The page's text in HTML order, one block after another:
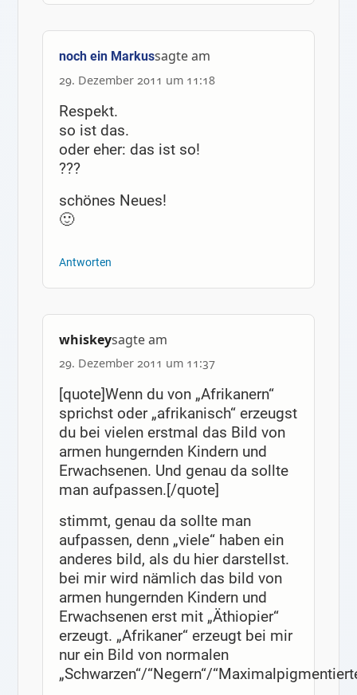
noch ein Markussagte am
29. Dezember 2011 um 11:18
Respekt.
so ist das.
oder eher: das ist so!
???
schönes Neues!
🙂
Antworten
whiskeysagte am
29. Dezember 2011 um 11:37
[quote]Wenn du von „Afrikanern“
sprichst oder „afrikanisch“ erzeugst
du bei vielen erstmal das Bild von
armen hungernden Kindern und
Erwachsenen. Und genau da sollte
man aufpassen.[/quote]
stimmt, genau da sollte man
aufpassen, denn „viele“ haben ein
anderes bild, als du hier darstellst.
bei mir wird nämlich das bild von
armen hungernden Kindern und
Erwachsenen erst mit „Äthiopier“
erzeugt. „Afrikaner“ erzeugt bei mir
nur ein Bild von normalen
„Schwarzen“/“Negern“/